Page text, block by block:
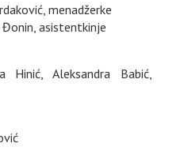
menadžerke
Đonin, asistentkinje
Hinić, Aleksandra Babić,